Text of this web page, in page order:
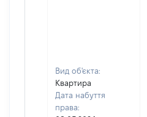
Вид об'єкта:
Квартира
Дата набуття
права: